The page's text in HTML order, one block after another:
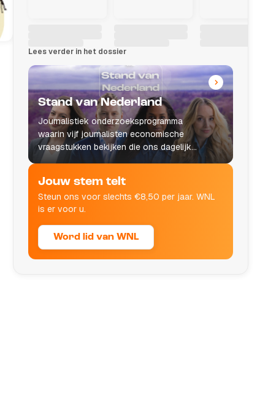
Lees verder in het dossier
Stand van Nederland
Journalistiek onderzoeksprogramma
waarin vijf journalisten economische
vraagstukken bekijken die ons dagelijks
leven raken.
Jouw stem telt
Steun ons voor slechts €8,50 per jaar. WNL
is er voor u.
Word lid van WNL